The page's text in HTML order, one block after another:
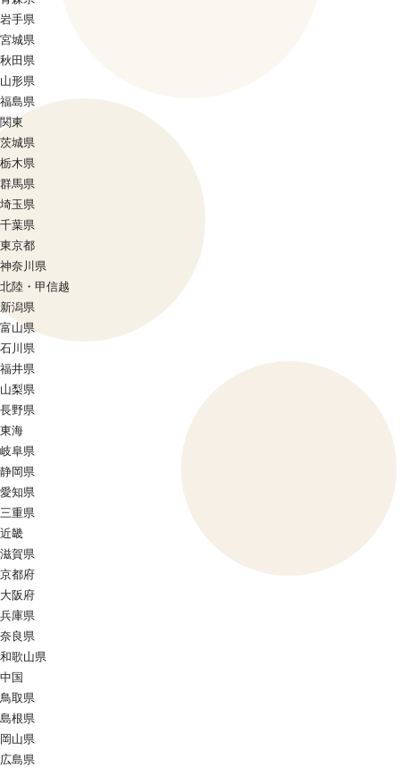
岩手県
宮城県
秋田県
山形県
福島県
関東
茨城県
栃木県
群馬県
埼玉県
千葉県
東京都
神奈川県
北陸・甲信越
新潟県
富山県
石川県
福井県
山梨県
長野県
東海
岐阜県
静岡県
愛知県
三重県
近畿
滋賀県
京都府
大阪府
兵庫県
奈良県
和歌山県
中国
鳥取県
島根県
岡山県
広島県